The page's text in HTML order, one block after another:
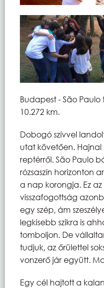
Budapest - São
10.272 km.
Dobogó szívvel
utat követően.
reptérről. São Paulo
rózsaszín horizonton
a nap korongja. Ez
visszafogottság
egy szép, ám
legkisebb szikra is
tomboljon. De
tudjuk, az őrülettel
vonzerő jár együtt.
Egy cél hajtott a